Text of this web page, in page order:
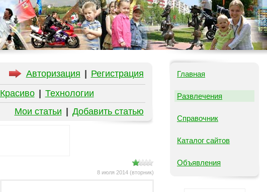
Авторизация Регистрация
Красиво
Технологии
Мои статьи
Добавить статью
8 июля 2014 (вторник)
Главная
Развлечения
Справочник
Каталог сайтов
Объявления